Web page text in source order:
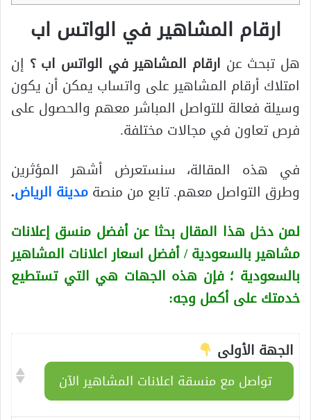
ارقام المشاهير في الواتس اب
هل تبحث عن ارقام المشاهير في الواتس اب ؟ إن
امتلاك أرقام المشاهير على واتساب يمكن أن يكون
وسيلة فعالة للتواصل المباشر معهم والحصول على
فرص تعاون في مجالات مختلفة.
في هذه المقالة، سنستعرض أشهر المؤثرين
وطرق التواصل معهم. تابع من منصةمدينة الرياض.
لمن دخل هذا المقال بحثا عن أفضل منسق إعلانات
مشاهير بالسعودية / أفضل اسعار اعلانات المشاهير
بالسعودية ؛ فإن هذه الجهات هي التي تستطيع
خدمتك على أكمل وجه:
الجهة الأولى
تواصل مع منسقة اعلانات المشاهير الآن